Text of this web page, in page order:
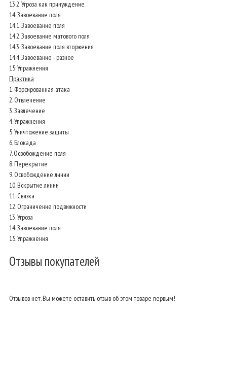
13.2. Угроза как принуждение
14. Завоевание поля
14.1. Завоевание поля
14.2. Завоевание матового поля
14.3. Завоевание поля вторжения
14.4. Завоевание - разное
15. Упражнения
Практика
1. Форсированная атака
2. Отвлечение
3. Завлечение
4. Упражнения
5. Уничтожение защиты
6. Блокада
7. Освобождение поля
8. Перекрытие
9. Освобождение линии
10. Вскрытие линии
11. Связка
12. Ограничение подвижности
13. Угроза
14. Завоевание поля
15. Упражнения
Отзывы покупателей
Отзывов нет. Вы можете оставить отзыв об этом товаре первым!